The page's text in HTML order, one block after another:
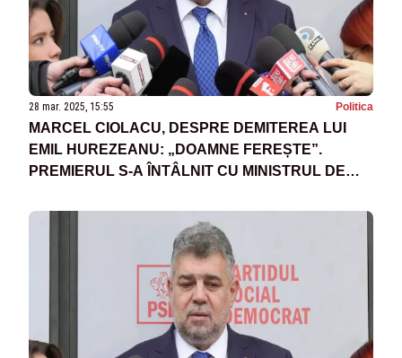
28 mar. 2025, 15:55 Politica
MARCEL CIOLACU, DESPRE DEMITEREA LUI
EMIL HUREZEANU: „DOAMNE FEREȘTE”.
PREMIERUL S-A ÎNTÂLNIT CU MINISTRUL DE